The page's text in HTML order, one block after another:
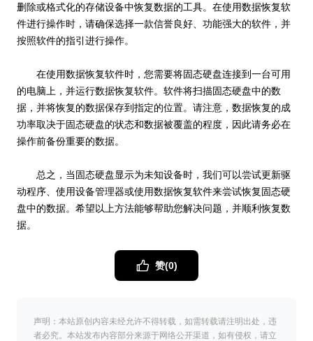
删除或格式化的存储设备中恢复数据的工具。在使用数据恢复软
件进行操作时，请确保选择一款信誉良好、功能强大的软件，并
按照软件的指引进行操作。
在使用数据恢复软件时，您需要将固态硬盘连接到一台可用
的电脑上，并运行数据恢复软件。软件将扫描固态硬盘中的数
据，并将恢复的数据保存到指定的位置。请注意，数据恢复的成
功率取决于固态硬盘的状态和数据被覆盖的程度，因此请务必在
操作前备份重要的数据。
总之，当固态硬盘显示为未知设备时，我们可以尝试更新驱
动程序、使用设备管理器或使用数据恢复软件来尝试恢复固态硬
盘中的数据。希望以上方法能够帮助您解决问题，并顺利恢复数
据。
赞(0)
声明：本站原创内容未经允许不得转载，如需转载请注明出处，违
者必究。本站发布内容部分来源于网络公开渠道，如有侵权，请立